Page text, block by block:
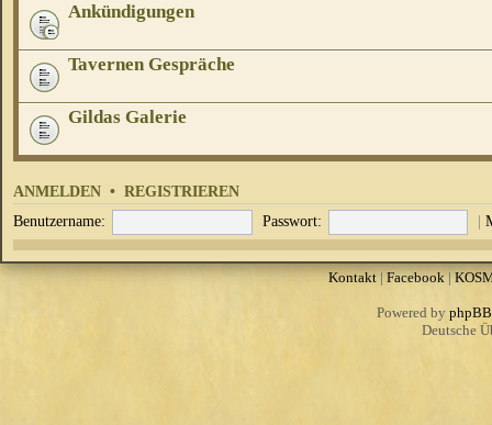
Ankündigungen
Tavernen Gespräche
Gildas Galerie
ANMELDEN • REGISTRIEREN
Benutzername: Passwort: |
Kontakt| Facebook|
Powered by phpBB
Deutsche